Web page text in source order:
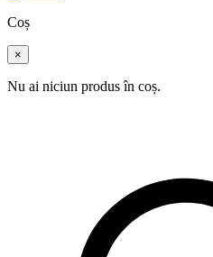
Coș
×
Nu ai niciun produs în coș.